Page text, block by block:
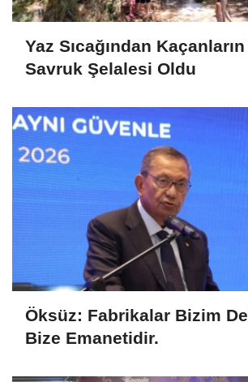
Yaz Sıcağından
Savruk Şelalesi Oldu
Öksüz: Fabrikalar Bizim
Bize Emanetidir.